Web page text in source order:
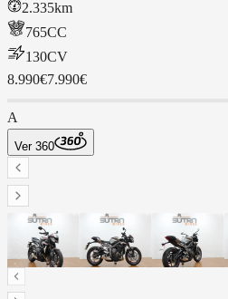
2.335km
765CC
130CV
8.990€7.990€
A
Ver 360